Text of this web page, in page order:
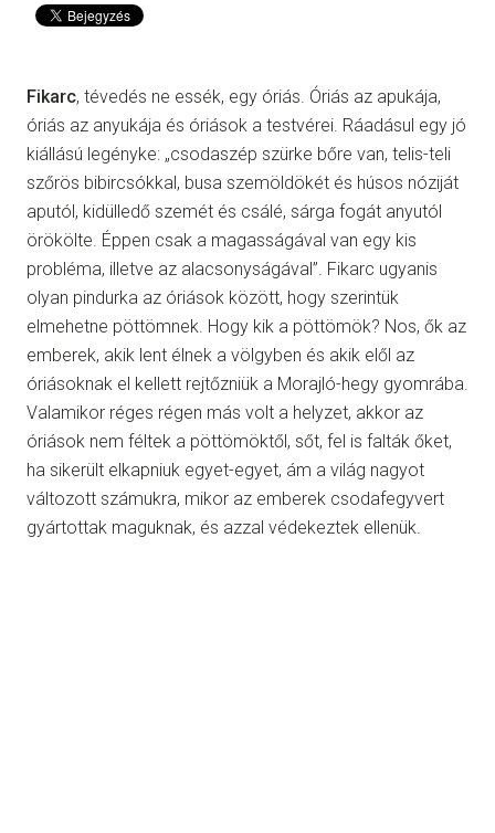
Fikarc, tévedés ne essék, egy óriás. Óriás az apukája,
óriás az anyukája és óriások a testvérei. Ráadásul egy jó
kiállású legényke: „csodaszép szürke bőre van, telis-teli
szőrös bibircsókkal, busa szemöldökét és húsos nóziját
aputól, kidülledő szemét és csálé, sárga fogát anyutól
örökölte. Éppen csak a magasságával van egy kis
probléma, illetve az alacsonyságával”. Fikarc ugyanis
olyan pindurka az óriások között, hogy szerintük
elmehetne pöttömnek. Hogy kik a pöttömök? Nos, ők az
emberek, akik lent élnek a völgyben és akik elől az
óriásoknak el kellett rejtőzniük a Morajló-hegy gyomrába.
Valamikor réges régen más volt a helyzet, akkor az
óriások nem féltek a pöttömöktől, sőt, fel is falták őket,
ha sikerült elkapniuk egyet-egyet, ám a világ nagyot
változott számukra, mikor az emberek csodafegyvert
gyártottak maguknak, és azzal védekeztek ellenük.